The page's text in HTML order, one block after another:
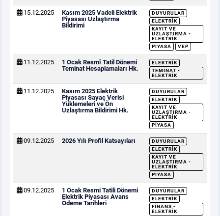
15.12.2025
Kasım 2025 Vadeli Elektrik
Piyasası Uzlaştırma
Bildirimi
DUYURULAR
ELEKTRIK
KAYIT VE
UZLAŞTIRMA -
ELEKTRIK
PIYASA
VEP
11.12.2025
1 Ocak Resmî Tatil Dönemi
Teminat Hesaplamaları Hk.
ELEKTRIK
TEMINAT -
ELEKTRIK
11.12.2025
Kasım 2025 Elektrik
Piyasası Sayaç Verisi
Yüklemeleri ve Ön
Uzlaştırma Bildirimi Hk.
DUYURULAR
ELEKTRIK
KAYIT VE
UZLAŞTIRMA -
ELEKTRIK
PIYASA
09.12.2025 2026 Yılı Profil Katsayıları
DUYURULAR
ELEKTRIK
KAYIT VE
UZLAŞTIRMA -
ELEKTRIK
PIYASA
09.12.2025
1 Ocak Resmi Tatili Dönemi
Elektrik Piyasası Avans
Ödeme Tarihleri
DUYURULAR
ELEKTRIK
FINANS -
ELEKTRIK